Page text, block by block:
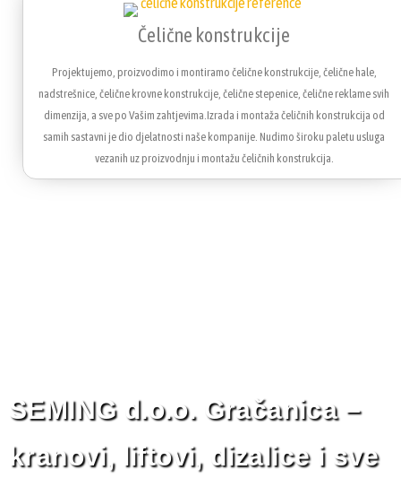
Čelične konstrukcije
Projektujemo, proizvodimo i montiramo čelične konstrukcije, čelične hale,
nadstrešnice, čelične krovne konstrukcije, čelične stepenice, čelične reklame svih
dimenzija, a sve po Vašim zahtjevima.Izrada i montaža čeličnih konstrukcija od
samih sastavni je dio djelatnosti naše kompanije. Nudimo široku paletu usluga
vezanih uz proizvodnju i montažu čeličnih konstrukcija.
SEMING d.o.o. Gračanica –
kranovi, liftovi, dizalice i sve